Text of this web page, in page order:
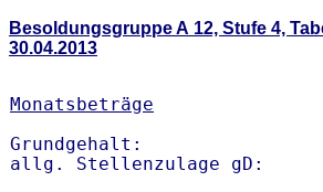
Besoldungsgruppe A 12, Stufe 4,
30.04.2013
Monatsbeträge
Grundgehalt: